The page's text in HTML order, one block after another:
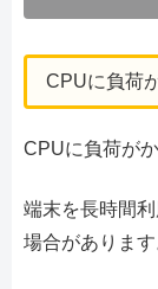
CPUに負荷
CPUに負荷が
端末を長時間
場合があります